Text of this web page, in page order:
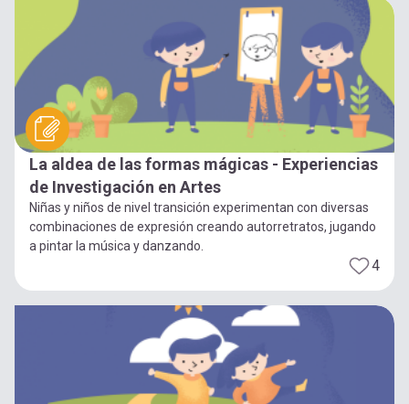
La aldea de las formas mágicas - Experiencias
de Investigación en Artes
Niñas y niños de nivel transición experimentan con diversas
combinaciones de expresión creando autorretratos, jugando
a pintar la música y danzando.
4